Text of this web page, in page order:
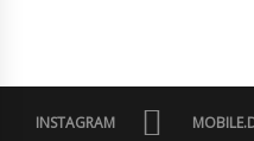
INSTAGRAM